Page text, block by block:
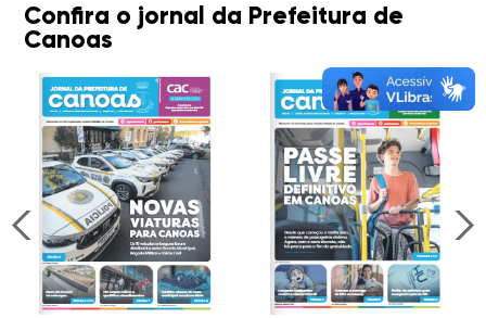
Confira o jornal da Prefeitura de
Canoas